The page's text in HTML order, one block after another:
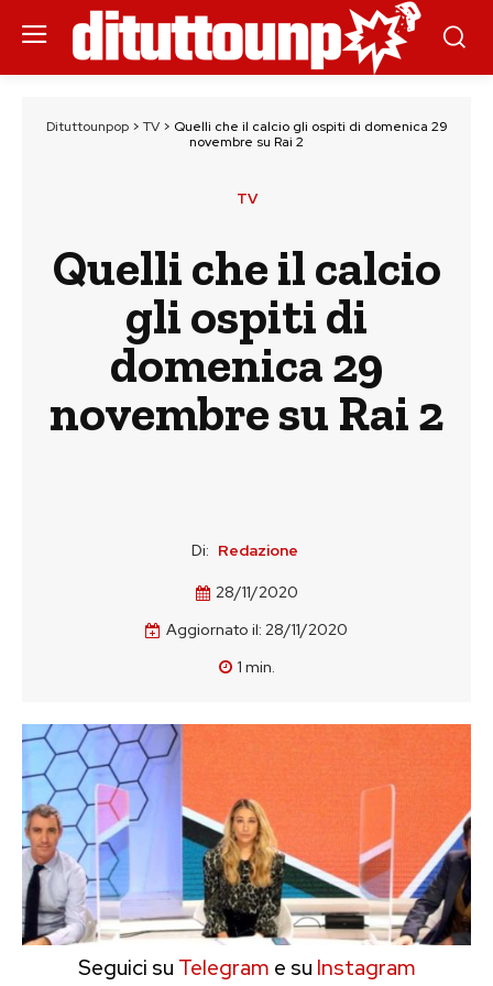
Dituttounpop> TV> Quelli che il calcio gli ospiti di domenica 29
novembre su Rai 2
TV
Quelli che il calcio
gli ospiti di
domenica 29
novembre su Rai 2
Di: Redazione
28/11/2020
Aggiornato il: 28/11/2020
1 min.
Seguici su Telegram e su Instagram